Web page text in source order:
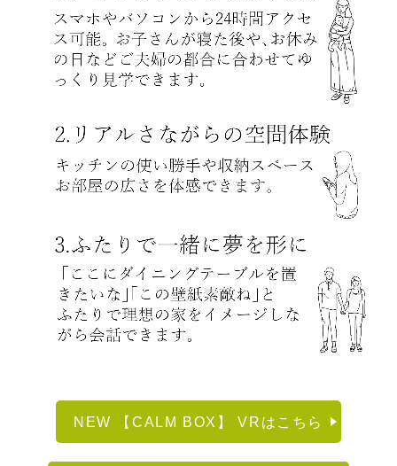
NEW 【CALM BOX】 VRはこちら